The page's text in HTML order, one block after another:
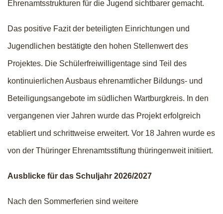
Ehrenamtsstrukturen für die Jugend sichtbarer gemacht.
Das positive Fazit der beteiligten Einrichtungen und
Jugendlichen bestätigte den hohen Stellenwert des
Projektes. Die Schülerfreiwilligentage sind Teil des
kontinuierlichen Ausbaus ehrenamtlicher Bildungs- und
Beteiligungsangebote im südlichen Wartburgkreis. In den
vergangenen vier Jahren wurde das Projekt erfolgreich
etabliert und schrittweise erweitert. Vor 18 Jahren wurde es
von der Thüringer Ehrenamtsstiftung thüringenweit initiiert.
Ausblicke für das Schuljahr 2026/2027
Nach den Sommerferien sind weitere